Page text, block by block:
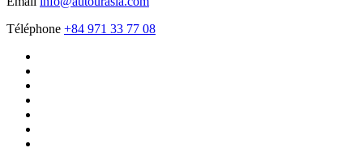
Téléphone +84 971 33 77 08